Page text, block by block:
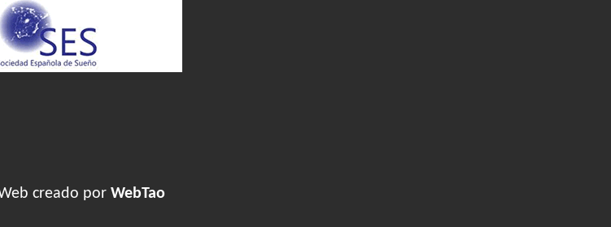
creado por WebTao